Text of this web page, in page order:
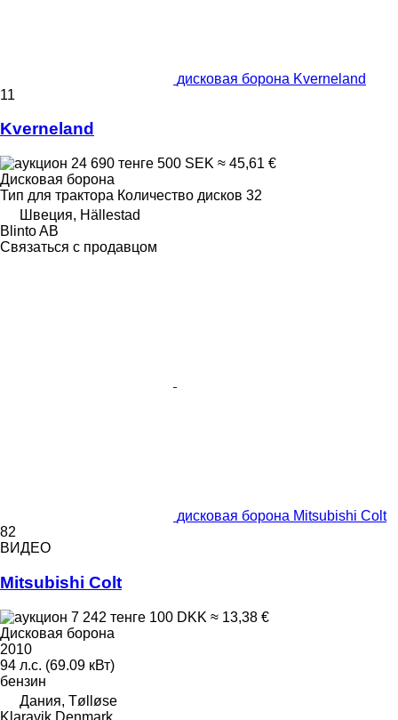
дисковая борона Kverneland
11
Kverneland
24 690 тенге 500 SEK ≈ 45,61 €
Дисковая борона
Тип для трактора Количество дисков 32
Швеция, Hällestad
Blinto AB
Связаться с продавцом
дисковая борона Mitsubishi Colt
82
ВИДЕО
Mitsubishi Colt
7 242 тенге 100 DKK ≈ 13,38 €
Дисковая борона
2010
94 л.с. (69.09 кВт)
бензин
Дания, Tølløse
Klaravik Denmark